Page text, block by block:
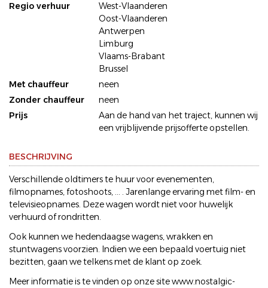
Regio verhuur
West-Vlaanderen
Oost-Vlaanderen
Antwerpen
Limburg
Vlaams-Brabant
Brussel
Met chauffeur
neen
Zonder chauffeur
neen
Prijs
Aan de hand van het traject, kunnen wij
een vrijblijvende prijsofferte opstellen.
BESCHRIJVING
Verschillende oldtimers te huur voor evenementen,
filmopnames, fotoshoots, ... . Jarenlange ervaring met film- en
televisieopnames. Deze wagen wordt niet voor huwelijk
verhuurd of rondritten.
Ook kunnen we hedendaagse wagens, wrakken en
stuntwagens voorzien. Indien we een bepaald voertuig niet
bezitten, gaan we telkens met de klant op zoek.
Meer informatie is te vinden op onze site www.nostalgic-